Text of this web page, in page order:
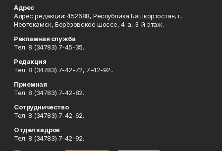
Адрес
Адрес редакции: 452688, Республика Башкортостан, г.
Нефтекамск, Берёзовское шоссе, 4-а, 3-й этаж.
Рекламная служба
Тел. 8 (34783) 7-45-35.
Редакция
Тел. 8 (34783) 7-42-72, 7-42-92..
Приемная
Тел. 8 (34783) 7-42-82.
Сотрудничество
Тел. 8 (34783) 7-42-62.
Отдел кадров
Тел. 8 (34783) 7-42-92.